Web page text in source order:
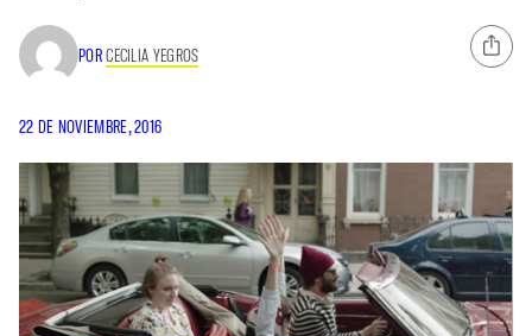
PORCECILIA YEGROS
22 DE NOVIEMBRE, 2016